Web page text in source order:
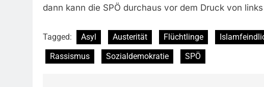
dann kann die SPÖ durchaus vor dem Druck von
Tagged: Asyl Austerität Flüchtlinge
Rassismus
Sozialdemokratie SPÖ